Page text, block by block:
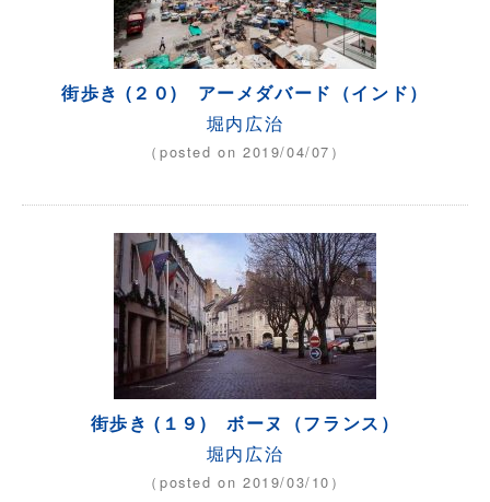
街歩き (２０) アーメダバード（インド）
堀内広治
（posted on 2019/04/07）
街歩き (１９) ボーヌ（フランス）
堀内広治
（posted on 2019/03/10）